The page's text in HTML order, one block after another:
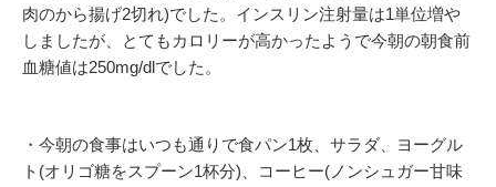
肉のから揚げ2切れ)でした。インスリン注射量は1単位増や
しましたが、とてもカロリーが高かったようで今朝の朝食前
血糖値は250mg/dlでした。
・今朝の食事はいつも通りで食パン1枚、サラダ、ヨーグル
ト(オリゴ糖をスプーン1杯分)、コーヒー(ノンシュガー甘味